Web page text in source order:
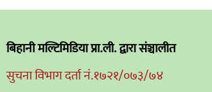
बिहानी मल्टिमिडिया प्रा.ली. द्वारा संञ्चालीत
सुचना विभाग दर्ता नं.१७२१/०७३/७४